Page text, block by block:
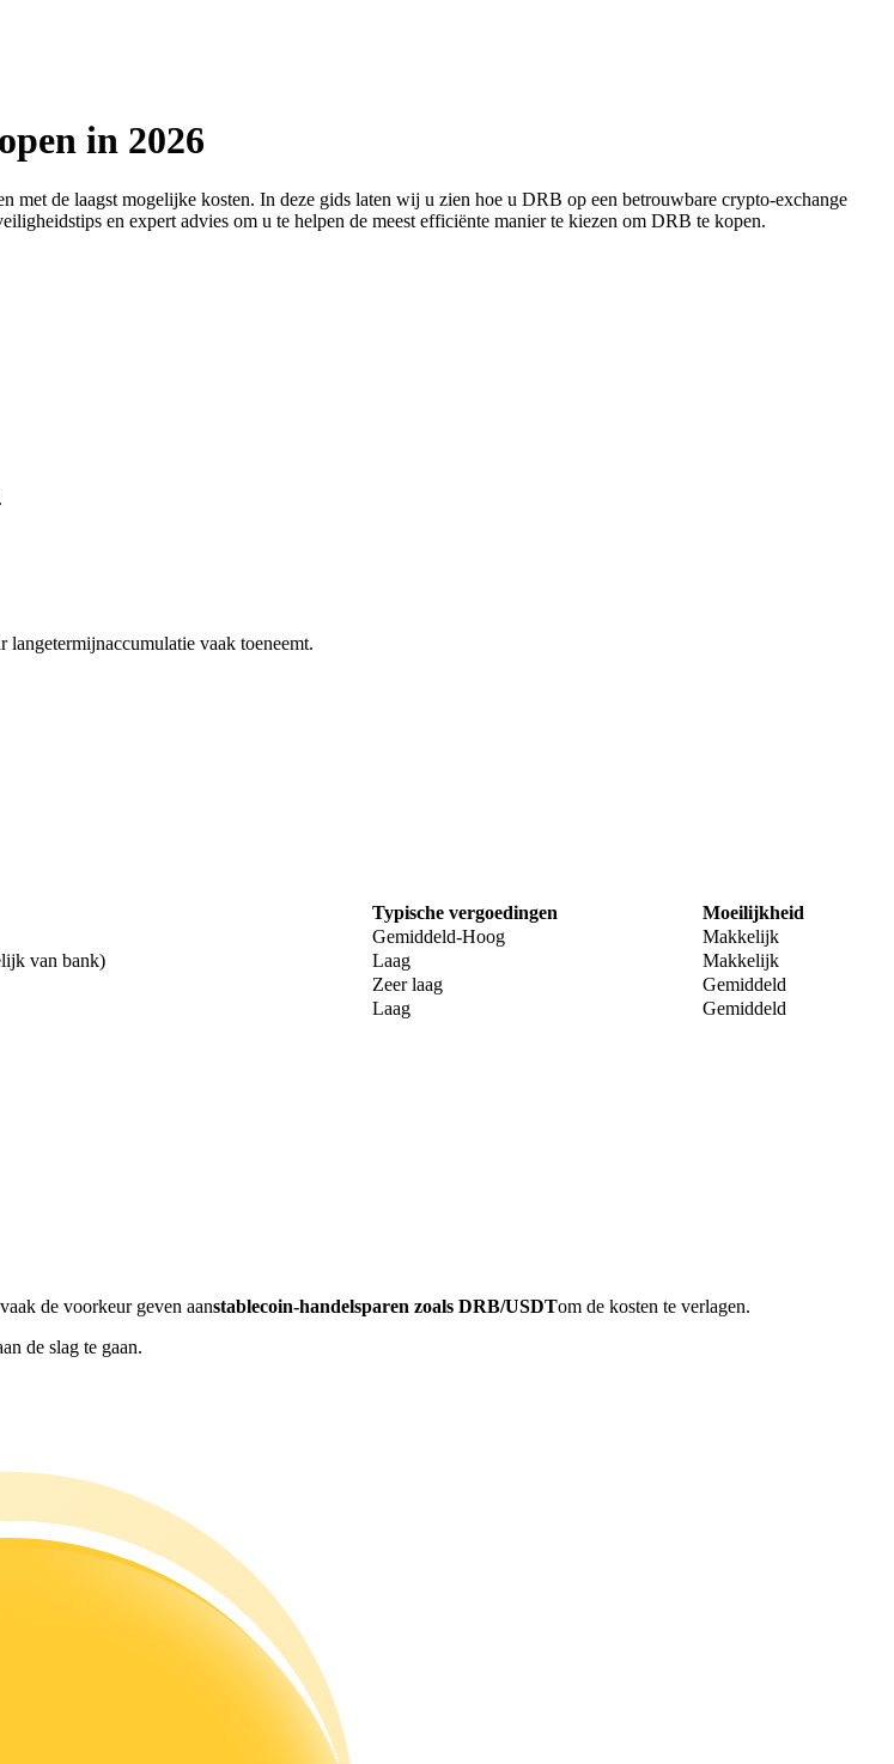
in 2026
de laagst mogelijke kosten. In deze gids laten wij u zien hoe u DRB op een betrouwbare crypto-exchange
en expert advies om u te helpen de meest efficiënte manier te kiezen om DRB te kopen.
vaak toeneemt.
Typische vergoedingen
Moeilijkheid
Gemiddeld-Hoog
Makkelijk
van bank) Laag
Makkelijk
Zeer laag
Gemiddeld
Laag Gemiddeld
de voorkeur geven aanstablecoin-handelsparen zoals DRB/USDTom de kosten te verlagen.
de slag te gaan.